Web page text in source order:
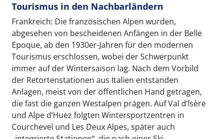
Tourismus in den Nachbarländern
Frankreich: Die französischen Alpen wurden,
abgesehen von bescheidenen Anfängen in der Belle
Epoque, ab den 1930er-Jahren für den modernen
Tourismus erschlossen, wobei der Schwerpunkt
immer auf der Wintersaison lag. Nach dem Vorbild
der Retortenstationen aus Italien entstanden
Anlagen, meist von der öffentlichen Hand getragen,
die fast die ganzen Westalpen prägen. Auf Val d‘lsère
und Alpe d‘Huez folgten Wintersportzentren in
Courchevel und Les Deux Alpes, später auch